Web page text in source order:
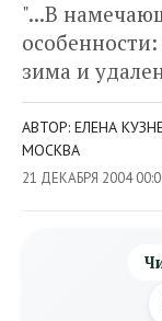
"...В
зима и
АВТОР: ЕЛЕНА
МОСКВА
21 ДЕКАБРЯ 2004